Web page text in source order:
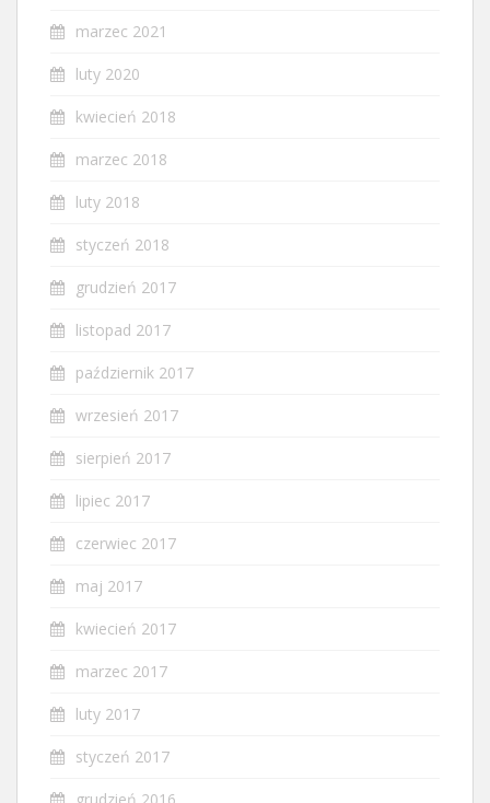
marzec 2021
luty 2020
kwiecień 2018
marzec 2018
luty 2018
styczeń 2018
grudzień 2017
listopad 2017
październik 2017
wrzesień 2017
sierpień 2017
lipiec 2017
czerwiec 2017
maj 2017
kwiecień 2017
marzec 2017
luty 2017
styczeń 2017